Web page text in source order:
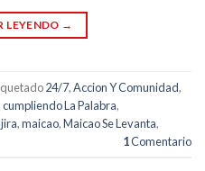
LEYENDO →
24/7,Accion Y Comunidad,
cumpliendo La Palabra,
,maicao,Maicao Se Levanta,
1Comentario